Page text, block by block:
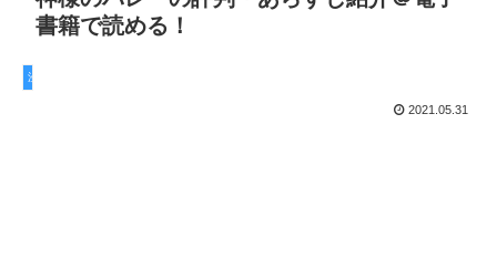
書籍で読める！
漫画
2021.05.31